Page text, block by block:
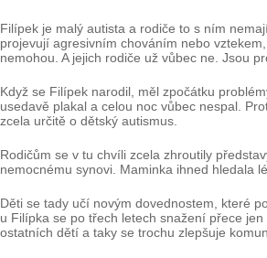
Filípek je malý autista a rodiče to s ním
projevují agresivním chováním nebo
nemohou. A jejich rodiče už vůbec ne. Jsou
Když se Filípek narodil, měl zpočátku
usedavě plakal a celou noc vůbec nespal.
zcela určitě o dětský autismus.
Rodičům se v tu chvíli zcela zhroutily
nemocnému synovi. Maminka ihned hledala
Děti se tady učí novým dovednostem, které
u Filípka se po třech letech snažení přece
ostatních dětí a taky se trochu zlepšuje